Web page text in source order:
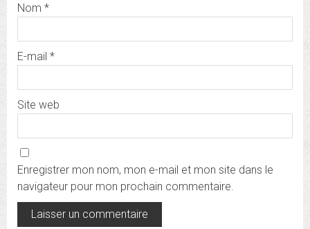
Nom *
E-mail *
Site web
Enregistrer mon nom, mon e-mail et mon site dans le
navigateur pour mon prochain commentaire.